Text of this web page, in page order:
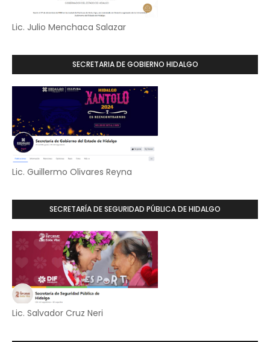
Lic. Julio Menchaca Salazar
SECRETARIA DE GOBIERNO HIDALGO
Lic. Guillermo Olivares Reyna
SECRETARÍA DE SEGURIDAD PÚBLICA DE HIDALGO
Lic. Salvador Cruz Neri